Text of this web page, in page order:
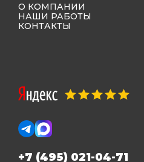
О КОМПАНИИ
НАШИ РАБОТЫ
КОНТАКТЫ
+7 (495) 021-04-71